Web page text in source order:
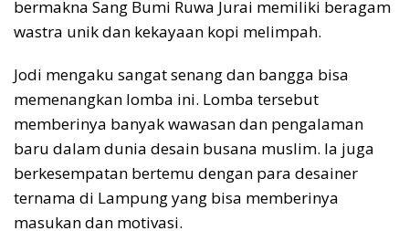
bermakna Sang Bumi Ruwa Jurai memiliki beragam
wastra unik dan kekayaan kopi melimpah.
Jodi mengaku sangat senang dan bangga bisa
memenangkan lomba ini. Lomba tersebut
memberinya banyak wawasan dan pengalaman
baru dalam dunia desain busana muslim. Ia juga
berkesempatan bertemu dengan para desainer
ternama di Lampung yang bisa memberinya
masukan dan motivasi.